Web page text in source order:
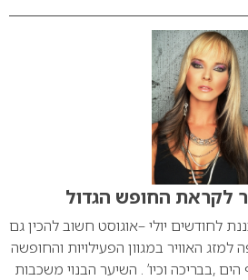
לקראת החופש הגדול
לחודשים יולי –אוגוסט חשוב להכין גם
האוויר במגוון הפעילויות והחופשה
,בבריכה וכיו’ . השיער הבנוי משכבות